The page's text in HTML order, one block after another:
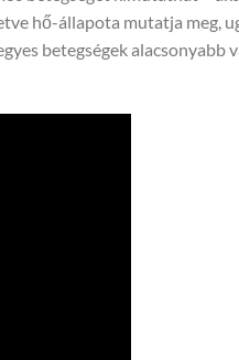
hő-állapota mutatja meg,
betegségek alacsonyabb